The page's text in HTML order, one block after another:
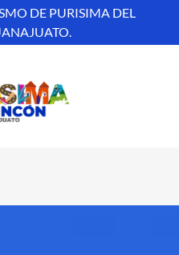
DE PURISIMA DEL